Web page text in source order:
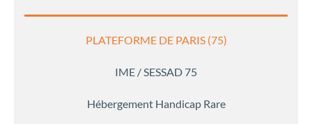
PLATEFORME DE PARIS (75)
IME / SESSAD 75
Hébergement Handicap Rare